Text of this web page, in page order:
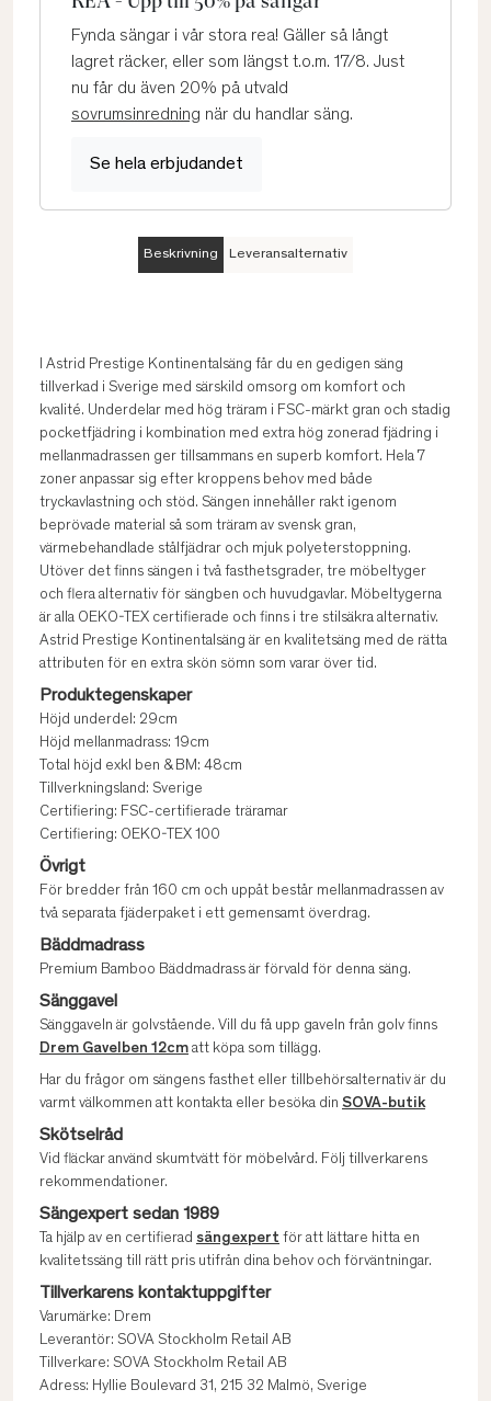
Fynda sängar i vår stora rea! Gäller så långt
lagret räcker, eller som längst t.o.m. 17/8. Just
nu får du även 20% på utvald
sovrumsinredning när du handlar säng.
Se hela erbjudandet
Beskrivning Leveransalternativ
I Astrid Prestige Kontinentalsäng får du en gedigen säng
tillverkad i Sverige med särskild omsorg om komfort och
kvalité. Underdelar med hög träram i FSC-märkt gran och stadig
pocketfjädring i kombination med extra hög zonerad fjädring i
mellanmadrassen ger tillsammans en superb komfort. Hela 7
zoner anpassar sig efter kroppens behov med både
tryckavlastning och stöd. Sängen innehåller rakt igenom
beprövade material så som träram av svensk gran,
värmebehandlade stålfjädrar och mjuk polyeterstoppning.
Utöver det finns sängen i två fasthetsgrader, tre möbeltyger
och flera alternativ för sängben och huvudgavlar. Möbeltygerna
är alla OEKO-TEX certifierade och finns i tre stilsäkra alternativ.
Astrid Prestige Kontinentalsäng är en kvalitetsäng med de rätta
attributen för en extra skön sömn som varar över tid.
Produktegenskaper
Höjd underdel: 29cm
Höjd mellanmadrass: 19cm
Total höjd exkl ben & BM: 48cm
Tillverkningsland: Sverige
Certifiering: FSC-certifierade träramar
Certifiering: OEKO-TEX 100
Övrigt
För bredder från 160 cm och uppåt består mellanmadrassen av
två separata fjäderpaket i ett gemensamt överdrag.
Bäddmadrass
Premium Bamboo Bäddmadrass är förvald för denna säng.
Sänggavel
Sänggaveln är golvstående. Vill du få upp gaveln från golv finns
Drem Gavelben 12cm att köpa som tillägg.
Har du frågor om sängens fasthet eller tillbehörsalternativ är du
varmt välkommen att kontakta eller besöka din SOVA-butik
Skötselråd
Vid fläckar använd skumtvätt för möbelvård. Följ tillverkarens
rekommendationer.
Sängexpert sedan 1989
Ta hjälp av en certifierad sängexpert för att lättare hitta en
kvalitetssäng till rätt pris utifrån dina behov och förväntningar.
Tillverkarens kontaktuppgifter
Varumärke: Drem
Leverantör: SOVA Stockholm Retail AB
Tillverkare: SOVA Stockholm Retail AB
Adress: Hyllie Boulevard 31, 215 32 Malmö, Sverige